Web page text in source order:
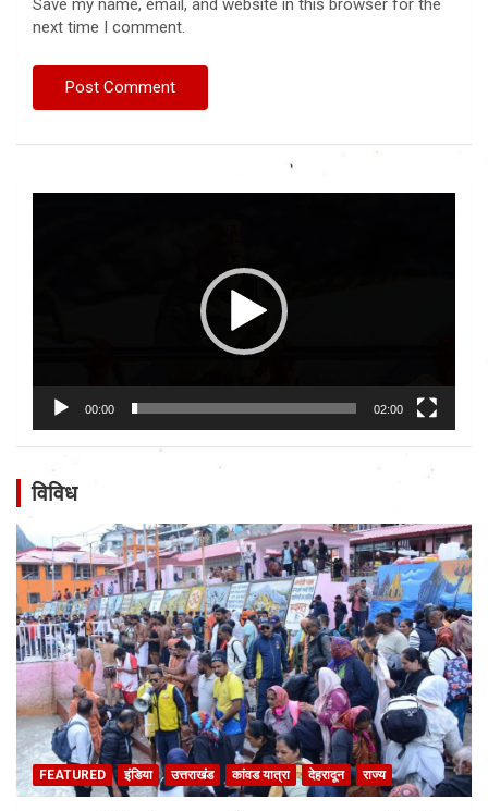
Save my name, email, and website in this browser for the
next time I comment.
00:00 02:00
विविध
FEATURED इंडिया उत्तराखंड कांवड यात्रा देहरादून राज्य